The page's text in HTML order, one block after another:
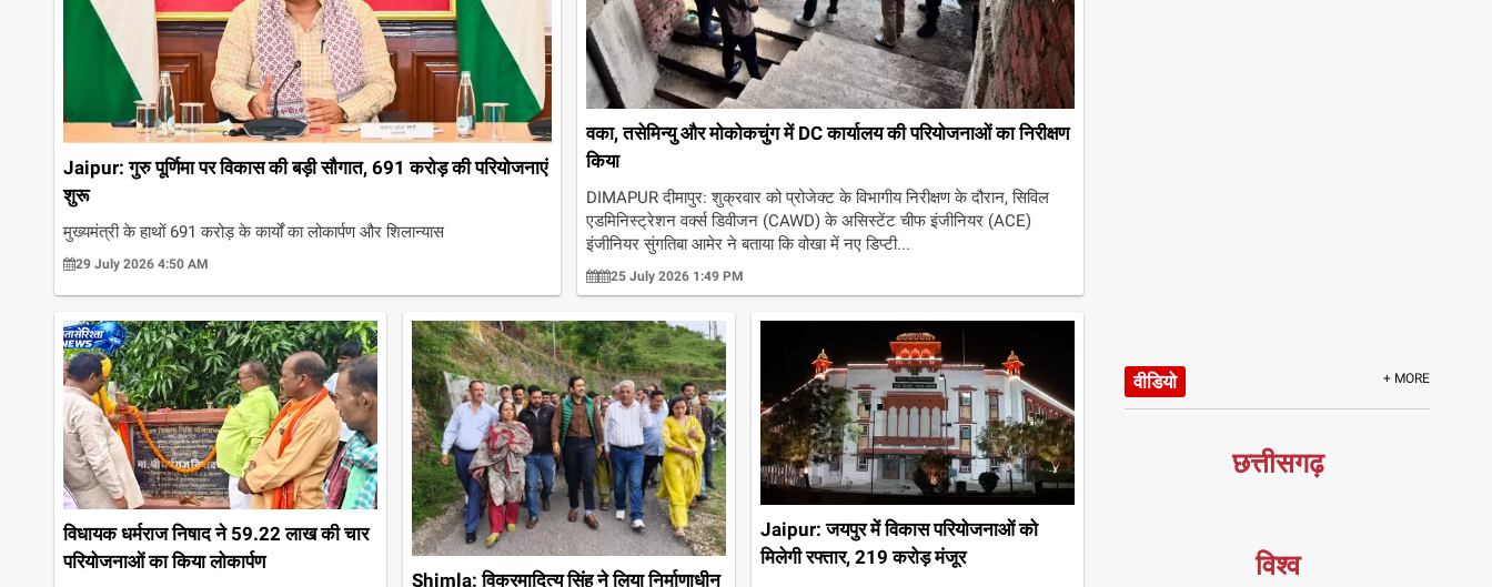
Jaipur: गुरु पूर्णिमा पर विकास की बड़ी सौगात, 691 करोड़ की परियोजनाएं
शुरू
मुख्यमंत्री के हाथों 691 करोड़ के कार्यों का लोकार्पण और शिलान्यास
29 July 2026 4:50 AM
वका, तसेमिन्यु और मोकोकचुंग में DC कार्यालय की परियोजनाओं का निरीक्षण
किया
DIMAPUR दीमापुर: शुक्रवार को प्रोजेक्ट के विभागीय निरीक्षण के दौरान, सिविल
एडमिनिस्ट्रेशन वर्क्स डिवीजन (CAWD) के असिस्टेंट चीफ इंजीनियर (ACE)
इंजीनियर सुंगतिबा आमेर ने बताया कि वोखा में नए डिप्टी...
25 July 2026 1:49 PM
विधायक धर्मराज निषाद ने 59.22 लाख की चार
परियोजनाओं का किया लोकार्पण
Shimla: विक्रमादित्य सिंह ने लिया निर्माणाधीन
Jaipur: जयपुर में विकास परियोजनाओं को
मिलेगी रफ्तार, 219 करोड़ मंजूर
वीडियो + MORE
छत्तीसगढ़
विश्व